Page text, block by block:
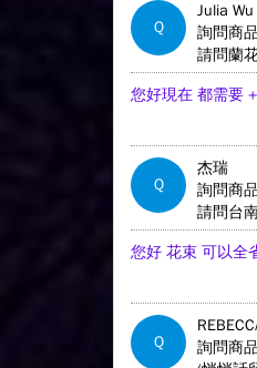
Q
Julia Wu
詢問商
請問蘭
您好現在 都需要
Q
杰瑞
詢問商
請問台
您好 花束 可以全
Q
詢問商